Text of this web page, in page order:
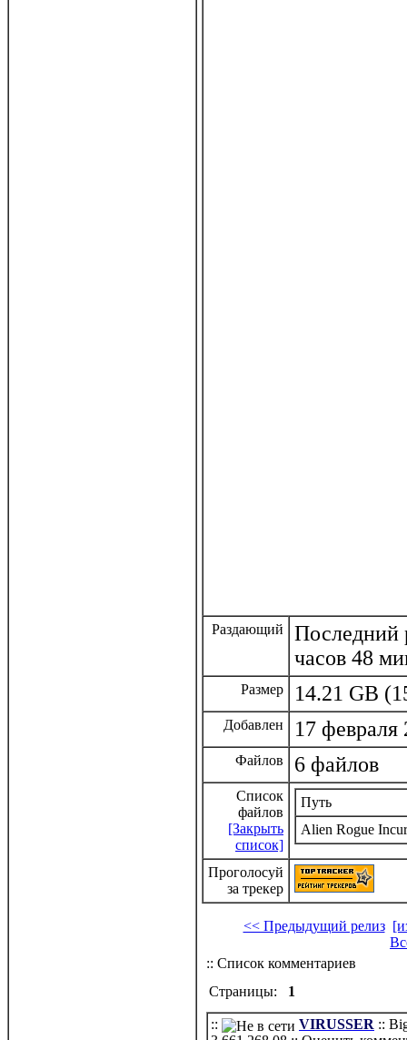
Раздающий
Последний
часов 48
Размер 14.21 GB
Добавлен 17 февраля
Файлов 6 файлов
Список
файлов
[Закрыть
список]
Путь
Alien Rogue
Проголосуй
за трекер
<< Предыдущий релиз
:: Список комментариев
Страницы:
1
:: VIRUSSER ::